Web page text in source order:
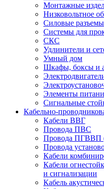
Монтажные
Низковольтное
Силовые разъемы
Системы для
СКС
Удлинители и
Умный дом
Шкафы, боксы и
Элементы
Сигнальные
Кабельно-
Кабели ВВГ
Провода ПВС
Провода
Провода
Кабели
Кабели
и сигнализации
Кабель